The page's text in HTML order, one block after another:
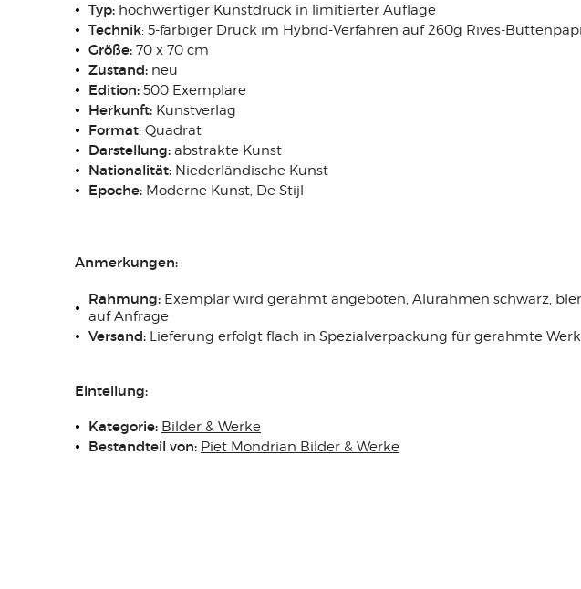
Typ: hochwertiger Kunstdruck in limitierter Auflage
Technik: 5-farbiger Druck im Hybrid-Verfahren auf 260g Rives-
Größe: 70 x 70 cm
Zustand: neu
Edition: 500 Exemplare
Herkunft: Kunstverlag
Format: Quadrat
Darstellung: abstrakte Kunst
Nationalität: Niederländische Kunst
Epoche: Moderne Kunst, De Stijl
Anmerkungen:
Rahmung: Exemplar wird gerahmt angeboten, Alurahmen schwarz,
auf Anfrage
Versand: Lieferung erfolgt flach in Spezialverpackung für gerahmte
Einteilung:
Kategorie: Bilder & Werke
Bestandteil von: Piet Mondrian Bilder & Werke